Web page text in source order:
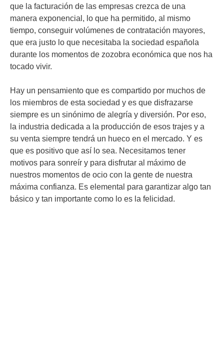
que la facturación de las empresas crezca de una
manera exponencial, lo que ha permitido, al mismo
tiempo, conseguir volúmenes de contratación mayores,
que era justo lo que necesitaba la sociedad española
durante los momentos de zozobra económica que nos ha
tocado vivir.
Hay un pensamiento que es compartido por muchos de
los miembros de esta sociedad y es que disfrazarse
siempre es un sinónimo de alegría y diversión. Por eso,
la industria dedicada a la producción de esos trajes y a
su venta siempre tendrá un hueco en el mercado. Y es
que es positivo que así lo sea. Necesitamos tener
motivos para sonreír y para disfrutar al máximo de
nuestros momentos de ocio con la gente de nuestra
máxima confianza. Es elemental para garantizar algo tan
básico y tan importante como lo es la felicidad.